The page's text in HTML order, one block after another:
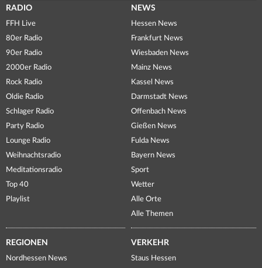
RADIO
FFH Live
80er Radio
90er Radio
2000er Radio
Rock Radio
Oldie Radio
Schlager Radio
Party Radio
Lounge Radio
Weihnachtsradio
Meditationsradio
Top 40
Playlist
NEWS
Hessen News
Frankfurt News
Wiesbaden News
Mainz News
Kassel News
Darmstadt News
Offenbach News
Gießen News
Fulda News
Bayern News
Sport
Wetter
Alle Orte
Alle Themen
REGIONEN
Nordhessen News
VERKEHR
Staus Hessen